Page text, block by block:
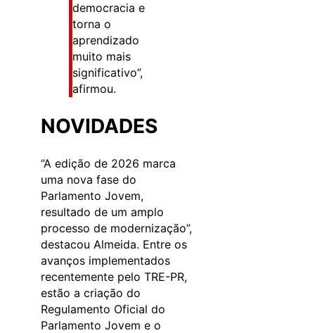
democracia e
torna o
aprendizado
muito mais
significativo”,
afirmou.
NOVIDADES
“A edição de 2026 marca
uma nova fase do
Parlamento Jovem,
resultado de um amplo
processo de modernização”,
destacou Almeida. Entre os
avanços implementados
recentemente pelo TRE-PR,
estão a criação do
Regulamento Oficial do
Parlamento Jovem e o